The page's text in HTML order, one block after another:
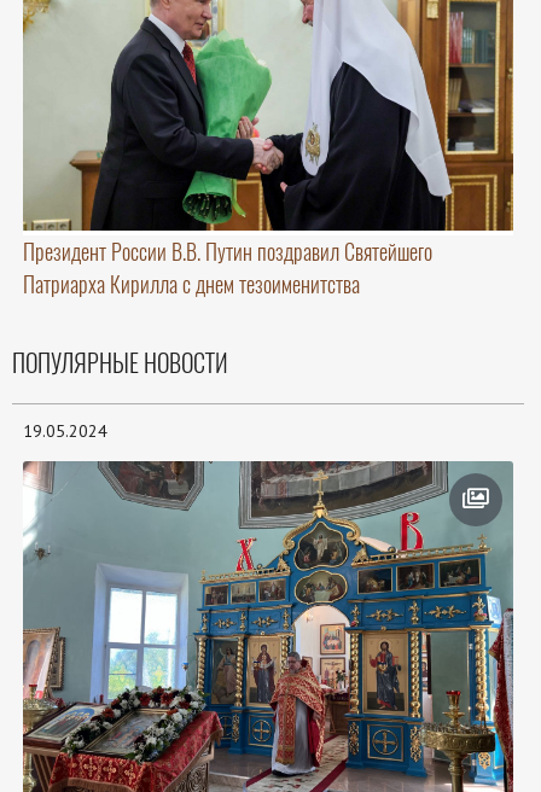
Президент России В.В. Путин поздравил Святейшего
Патриарха Кирилла с днем тезоименитства
ПОПУЛЯРНЫЕ НОВОСТИ
19.05.2024